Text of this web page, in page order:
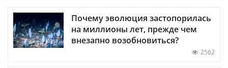
Почему эволюция застопорилась
на миллионы лет, прежде чем
внезапно возобновиться?
2562